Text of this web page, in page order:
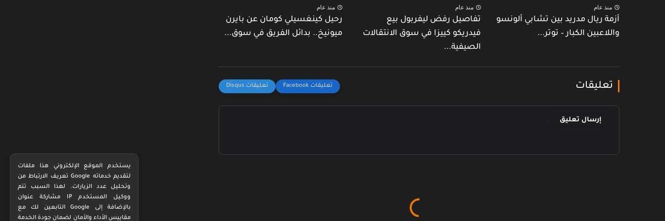
منذ عام
أزمة ريال مدريد بين تشابي ألونسو
واللاعبين الكبار – توتر...
منذ عام
تفاصيل رفض ليفربول بيع
فيدريكو كييزا في سوق الانتقالات
الصيفية...
منذ عام
رحيل كينغسيلي كومان عن بايرن
ميونيخ.. بدائل الفريق في سوق...
تعليقات
إرسال تعليق
يستخدم الموقع الإلكتروني هذا ملفات
تعريف الارتباط من Google لتقديم خدماته
وتحليل عدد الزيارات. لهذا السبب تتم
مشاركة عنوان IP ووكيل المستخدم
التابعين لك مع Google بالإضافة إلى
مقاييس الأداء والأمان لضمان جودة الخدمة